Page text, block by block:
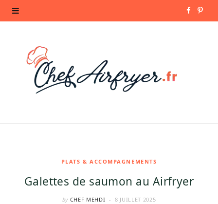
P
PLATS & ACCOMPAGNEMENTS
Galettes de saumon au Airfryer
by CHEF MEHDI 8 JUILLET 2025